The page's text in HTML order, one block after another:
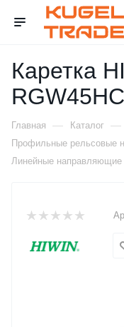
Каретка
Главная — Каталог —
Профильные рельсовые
Линейные направляющие